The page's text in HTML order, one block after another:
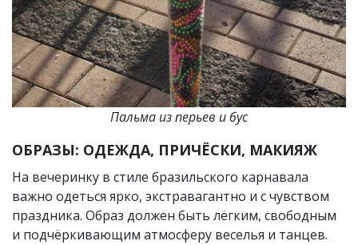
Пальма из перьев и бус
ОБРАЗЫ: ОДЕЖДА, ПРИЧЁСКИ, МАКИЯЖ
На вечеринку в стиле бразильского карнавала
важно одеться ярко, экстравагантно и с чувством
праздника. Образ должен быть лёгким, свободным
и подчёркивающим атмосферу веселья и танцев.